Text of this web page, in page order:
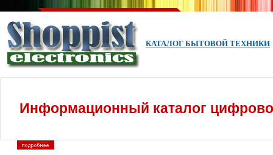
КАТАЛОГ БЫТОВОЙ ТЕХНИКИ
Информационный каталог